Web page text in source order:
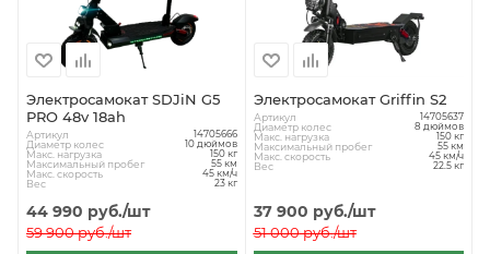
Электросамокат SDJiN G5
PRO 48v 18ah
Артикул 14705666
Диаметр колес 10 дюймов
Макс. нагрузка 150 кг
Максимальный пробег 55 км
Макс. скорость 45 км/ч
Вес 23 кг
44 990 руб./шт
59 900руб./шт
Электросамокат Griffin S2
Артикул 14705637
Диаметр колес 8 дюймов
Макс. нагрузка 150 кг
Максимальный пробег 55 км
Макс. скорость 45 км/ч
Вес 22.5 кг
37 900 руб./шт
51 000руб./шт